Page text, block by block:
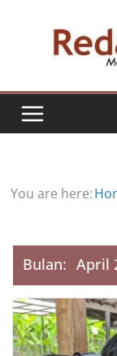
You are here:
Bulan: April